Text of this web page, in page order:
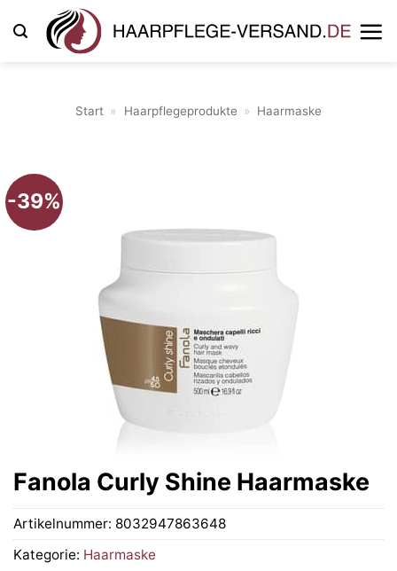
Inhalt
Start » Haarpflegeprodukte » Haarmaske
-39%
Fanola Curly Shine Haarmaske
Artikelnummer: 8032947863648
Kategorie: Haarmaske